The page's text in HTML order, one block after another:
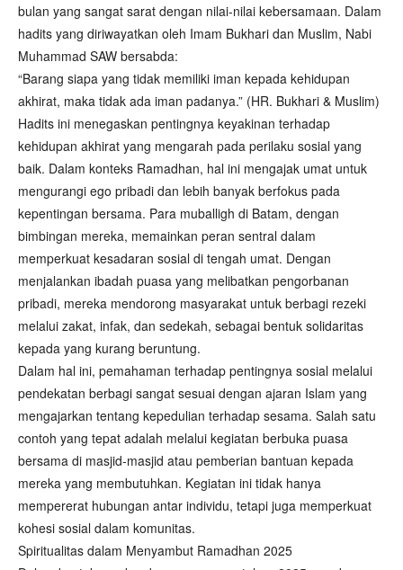
bulan yang sangat sarat dengan nilai-nilai kebersamaan. Dalam
hadits yang diriwayatkan oleh Imam Bukhari dan Muslim, Nabi
Muhammad SAW bersabda:
“Barang siapa yang tidak memiliki iman kepada kehidupan
akhirat, maka tidak ada iman padanya.” (HR. Bukhari & Muslim)
Hadits ini menegaskan pentingnya keyakinan terhadap
kehidupan akhirat yang mengarah pada perilaku sosial yang
baik. Dalam konteks Ramadhan, hal ini mengajak umat untuk
mengurangi ego pribadi dan lebih banyak berfokus pada
kepentingan bersama. Para muballigh di Batam, dengan
bimbingan mereka, memainkan peran sentral dalam
memperkuat kesadaran sosial di tengah umat. Dengan
menjalankan ibadah puasa yang melibatkan pengorbanan
pribadi, mereka mendorong masyarakat untuk berbagi rezeki
melalui zakat, infak, dan sedekah, sebagai bentuk solidaritas
kepada yang kurang beruntung.
Dalam hal ini, pemahaman terhadap pentingnya sosial melalui
pendekatan berbagi sangat sesuai dengan ajaran Islam yang
mengajarkan tentang kepedulian terhadap sesama. Salah satu
contoh yang tepat adalah melalui kegiatan berbuka puasa
bersama di masjid-masjid atau pemberian bantuan kepada
mereka yang membutuhkan. Kegiatan ini tidak hanya
mempererat hubungan antar individu, tetapi juga memperkuat
kohesi sosial dalam komunitas.
Spiritualitas dalam Menyambut Ramadhan 2025